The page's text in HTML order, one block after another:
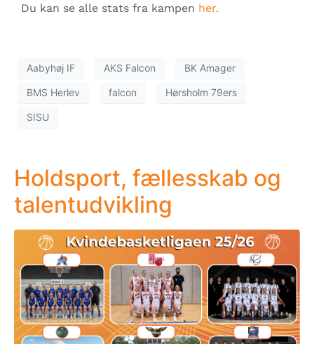
Du kan se alle stats fra kampen her.
Aabyhøj IF AKS Falcon BK Amager
BMS Herlev falcon Hørsholm 79ers
SISU
Holdsport, fællesskab og
talentudvikling